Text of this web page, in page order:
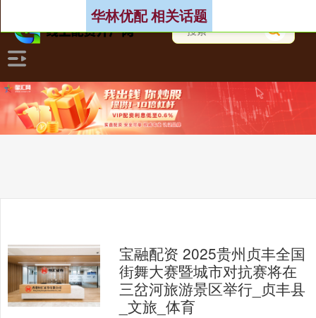
华林优配 相关话题
宝融配资 2025贵州贞丰全国
街舞大赛暨城市对抗赛将在
三岔河旅游景区举行_贞丰县
_文旅_体育